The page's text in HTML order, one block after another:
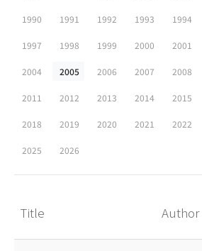
1990 1991 1992 1993 1994
1997 1998 1999 2000 2001
2004 2005 2006 2007 2008
2011 2012 2013 2014 2015
2018 2019 2020 2021 2022
2025 2026
Title Author